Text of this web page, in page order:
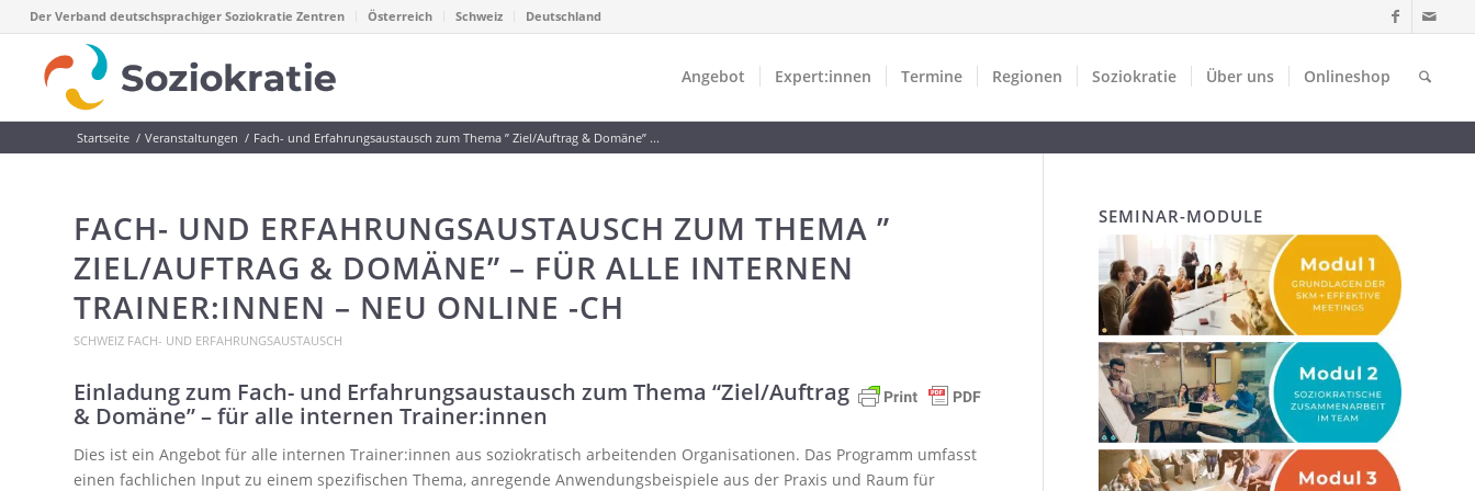
Der Verband deutschsprachiger Soziokratie Zentren Österreich Schweiz Deutschland
Angebot Expert:innen Termine Regionen Soziokratie Über uns Onlineshop
Startseite / Veranstaltungen / Fach- und Erfahrungsaustausch zum Thema ” Ziel/Auftrag & Domäne” ...
FACH- UND ERFAHRUNGSAUSTAUSCH ZUM THEMA ”
ZIEL/AUFTRAG & DOMÄNE” – FÜR ALLE INTERNEN
TRAINER:INNEN – NEU ONLINE -CH
SCHWEIZ FACH- UND ERFAHRUNGSAUSTAUSCH
Einladung zum Fach- und Erfahrungsaustausch zum Thema “Ziel/Auftrag
& Domäne” – für alle internen Trainer:innen
Dies ist ein Angebot für alle internen Trainer:innen aus soziokratisch arbeitenden Organisationen. Das Programm umfasst
einen fachlichen Input zu einem spezifischen Thema, anregende Anwendungsbeispiele aus der Praxis und Raum für
SEMINAR-MODULE